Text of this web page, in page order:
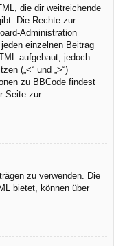
die dir weitreichende
Die Rechte zur
Administration
einzelnen Beitrag
aufgebaut, jedoch
(„<“ und „>“)
zu BBCode findest
Seite zur
zu verwenden. Die
bietet, können über